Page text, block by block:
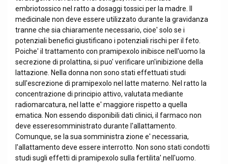
embriotossico nel ratto a dosaggi tossici per la madre. Il
medicinale non deve essere utilizzato durante la gravidanza
tranne che sia chiaramente necessario, cioe' solo se i
potenziali benefici giustificano i potenziali rischi per il feto.
Poiche' il trattamento con pramipexolo inibisce nell'uomo la
secrezione di prolattina, si puo' verificare un'inibizione della
lattazione. Nella donna non sono stati effettuati studi
sull'escrezione di pramipexolo nel latte materno. Nel ratto la
concentrazione di principio attivo, valutata mediante
radiomarcatura, nel latte e' maggiore rispetto a quella
ematica. Non essendo disponibili dati clinici, il farmaco non
deve esseresomministrato durante l'allattamento.
Comunque, se la sua somministra zione e' necessaria,
l'allattamento deve essere interrotto. Non sono stati condotti
studi sugli effetti di pramipexolo sulla fertilita' nell'uomo.